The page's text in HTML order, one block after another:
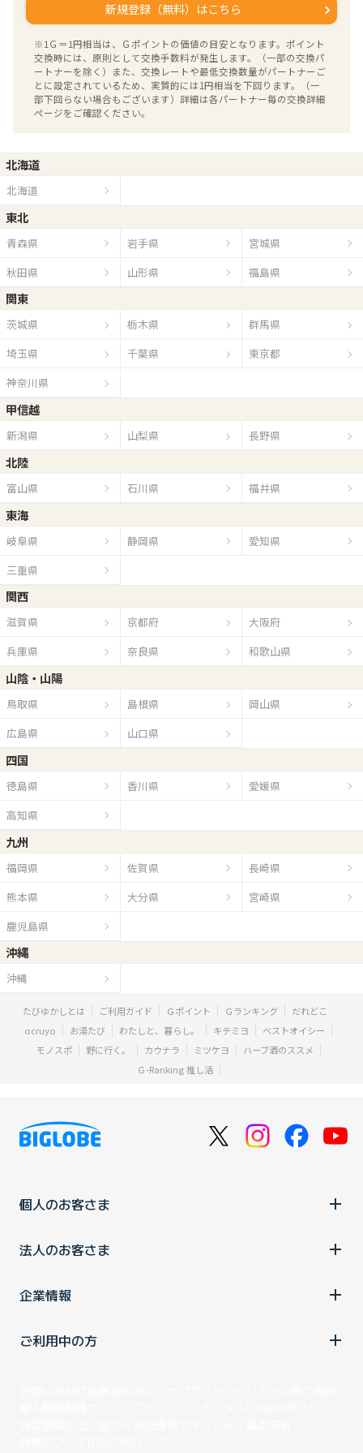
新規登録（無料）はこちら
※1Ｇ＝1円相当は、Ｇポイントの価値の目安となります。ポイント
交換時には、原則として交換手数料が発生します。（一部の交換パ
ートナーを除く）また、交換レートや最低交換数量がパートナーご
とに設定されているため、実質的には1円相当を下回ります。（一
部下回らない場合もございます）詳細は各パートナー毎の交換詳細
ページをご確認ください。
北海道
北海道
東北
青森県 岩手県
宮城県
秋田県
山形県 福島県
関東
茨城県 栃木県
群馬県
埼玉県
千葉県
東京都
神奈川県
甲信越
新潟県 山梨県 長野県
北陸
富山県 石川県 福井県
東海
岐阜県 静岡県
愛知県
三重県
関西
滋賀県 京都府
大阪府
兵庫県
奈良県 和歌山県
山陰・山陽
鳥取県 島根県
岡山県
広島県
山口県
四国
徳島県 香川県
愛媛県
高知県
九州
福岡県 佐賀県
長崎県
熊本県
大分県
宮崎県
鹿児島県
沖縄
沖縄
たびゆかしとは ご利用ガイド Ｇポイント Ｇランキング
だれどこ
ocruyo
お湯たび わたしと、暮らし。 キテミヨ
ベストオイシー
モノスポ
野に行く。 カウナラ ミツケヨ
ハーブ酒のススメ
Ｇ-Ranking 推し活
個人のお客さま
法人のお客さま
企業情報
ご利用中の方